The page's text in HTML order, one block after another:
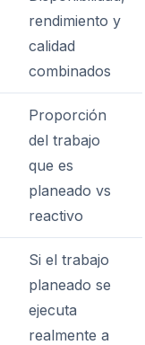
rendimiento y
calidad
combinados
Proporción
del trabajo
que es
planeado vs
reactivo
Si el trabajo
planeado se
ejecuta
realmente a